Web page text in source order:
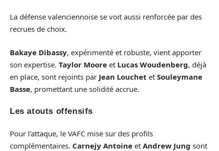
La défense valenciennoise se voit aussi renforcée par des
recrues de choix.
Bakaye Dibassy, expérimenté et robuste, vient apporter
son expertise. Taylor Moore et Lucas Woudenberg, déjà
en place, sont rejoints par Jean Louchet et Souleymane
Basse, promettant une solidité accrue.
Les atouts offensifs
Pour l’attaque, le VAFC mise sur des profils
complémentaires. Carnejy Antoine et Andrew Jung sont